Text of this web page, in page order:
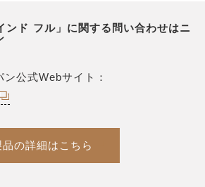
ンド フル」に関する問い合わせはニ
公式Webサイト：
品の詳細はこちら